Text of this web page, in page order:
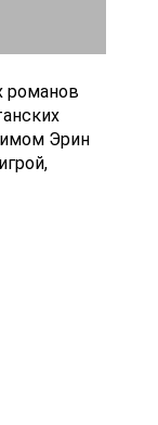
романов
Эрин